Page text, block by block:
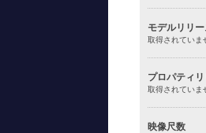
モデルリリー
取得されていま
プロパティ
取得されていま
映像尺数